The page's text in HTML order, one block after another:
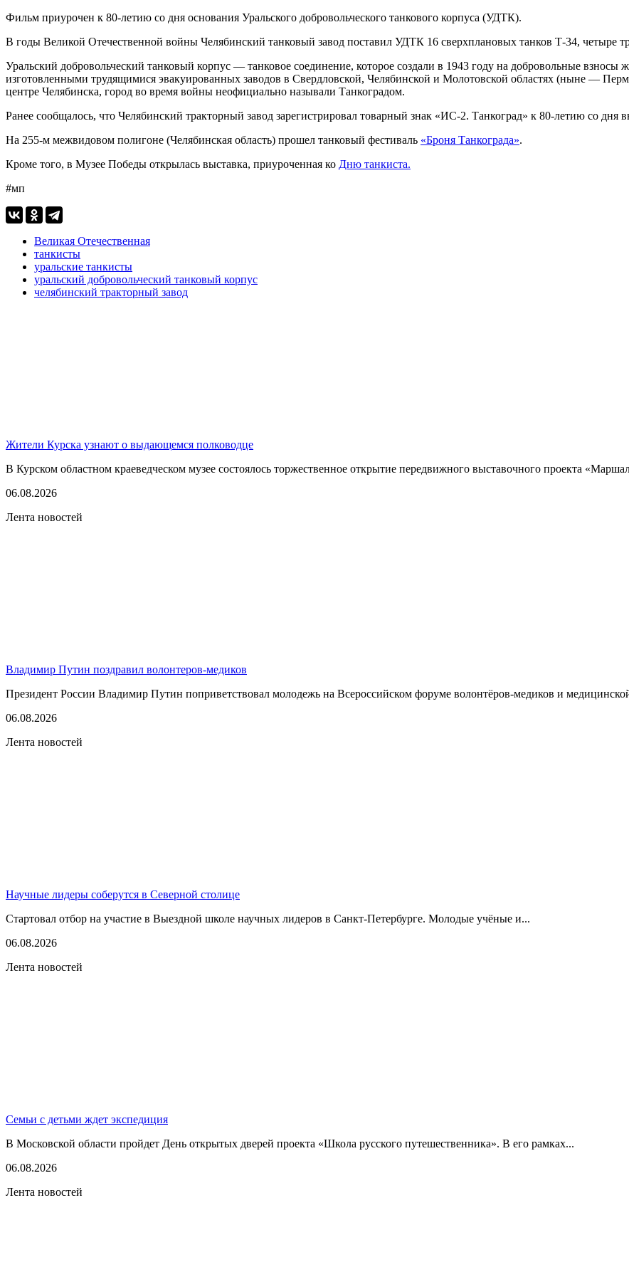
Фильм приурочен к 80-летию со дня основания Уральского добровольческого танкового корпуса (УДТК).
В годы Великой Отечественной войны Челябинский танковый завод поставил УДТК 16 сверхплановых танков Т-34, четыре
Уральский добровольческий танковый корпус — танковое соединение, которое создали в 1943 году на добровольные
изготовленными трудящимися эвакуированных заводов в Свердловской, Челябинской и Молотовской областях (ныне —
центре Челябинска, город во время войны неофициально называли Танкоградом.
Ранее сообщалось, что Челябинский тракторный завод зарегистрировал товарный знак «ИС-2. Танкоград» к 80-летию со
На 255-м межвидовом полигоне (Челябинская область) прошел танковый фестиваль «Броня Танкограда».
Кроме того, в Музее Победы открылась выставка, приуроченная ко Дню танкиста.
#мп
Великая Отечественная
танкисты
уральские танкисты
уральский добровольческий танковый корпус
челябинский тракторный завод
Жители Курска узнают о выдающемся полководце
В Курском областном краеведческом музее состоялось торжественное открытие передвижного выставочного проекта
06.08.2026
Лента новостей
Владимир Путин поздравил волонтеров-медиков
Президент России Владимир Путин поприветствовал молодежь на Всероссийском форуме волонтёров-медиков и
06.08.2026
Лента новостей
Научные лидеры соберутся в Северной столице
Стартовал отбор на участие в Выездной школе научных лидеров в Санкт-Петербурге. Молодые учёные и...
06.08.2026
Лента новостей
Семьи с детьми ждет экспедиция
В Московской области пройдет День открытых дверей проекта «Школа русского путешественника». В его рамках...
06.08.2026
Лента новостей